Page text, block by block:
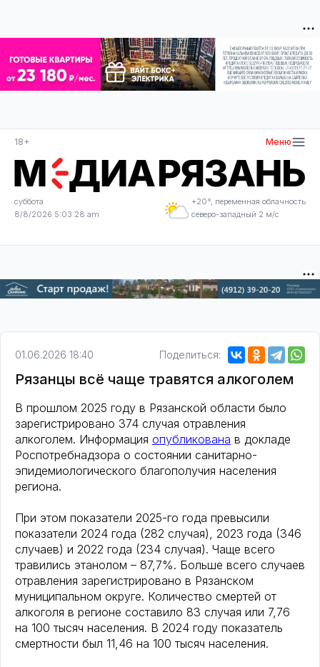
18+ Меню
суббота
8/8/2026 5:03:28 am
+20°, переменная облачность
северо-западный 2 м/с
01.06.2026 18:40 Поделиться:
Рязанцы всё чаще травятся алкоголем
В прошлом 2025 году в Рязанской области было
зарегистрировано 374 случая отравления
алкоголем. Информация опубликована в докладе
Роспотребнадзора о состоянии санитарно-
эпидемиологического благополучия населения
региона.
При этом показатели 2025-го года превысили
показатели 2024 года (282 случая), 2023 года (346
случаев) и 2022 года (234 случая). Чаще всего
травились этанолом – 87,7%. Больше всего случаев
отравления зарегистрировано в Рязанском
муниципальном округе. Количество смертей от
алкоголя в регионе составило 83 случая или 7,76
на 100 тысяч населения. В 2024 году показатель
смертности был 11,46 на 100 тысяч населения.